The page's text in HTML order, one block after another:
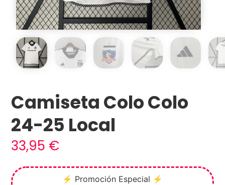
Camiseta Colo Colo
24-25 Local
33,95 €
⚡ Promoción Especial ⚡